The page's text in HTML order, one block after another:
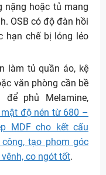
nặng hoặc tủ mang
OSB có độ đàn hồi
hạn chế bị lỏng lẻo
làm tủ quần áo, kệ
văn phòng cần bề
phủ Melamine,
độ nén từ 680 –
MDF cho kết cấu
tạo phom góc
co ngót tốt.